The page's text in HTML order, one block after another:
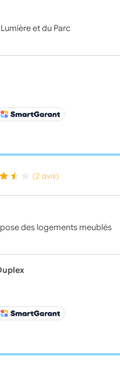
et du Parc
(2 avis)
des logements meublés